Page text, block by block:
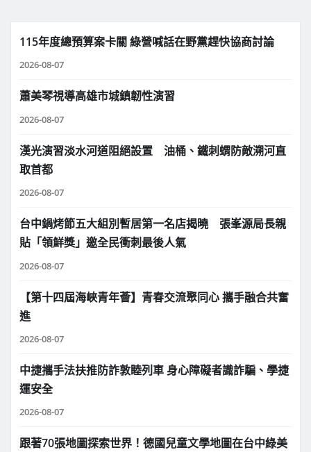
115年度總預算案卡關 綠營喊話在野黨趕快協商討論
2026-08-07
蕭美琴視導高雄市城鎮韌性演習
2026-08-07
漢光演習淡水河道阻絕設置 油桶、鐵刺蝟防敵溯河直
取首都
2026-08-07
台中鍋烤節五大組別暫居第一名店揭曉 張峯源局長親
貼「領鮮獎」邀全民衝刺最後人氣
2026-08-07
【第十四屆海峽青年薈】青春交流聚同心 攜手融合共奮
進
2026-08-07
中捷攜手法扶推防詐敦睦列車 身心障礙者識詐騙、學捷
運安全
2026-08-07
跟著70張地圖探索世界！德國兒童文學地圖在台中綠美